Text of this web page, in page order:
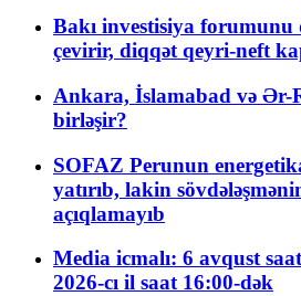
Bakı investisiya
çevirir, diqqət qeyri-neft
Ankara, İslamabad və Ər-
birləşir?
SOFAZ Perunun
yatırıb, lakin
açıqlamayıb
Media icmalı: 6 avqust
2026-cı il saat 16:00-dək